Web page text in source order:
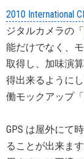
2010 International
ジタルカメラの「
能だけでなく、
取得し、加味演
得出来るように
働モックアップ「
GPS は屋外にて
ることが出来ま